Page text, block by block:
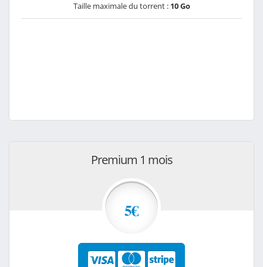
Taille maximale du torrent : 10 Go
Premium 1 mois
5€